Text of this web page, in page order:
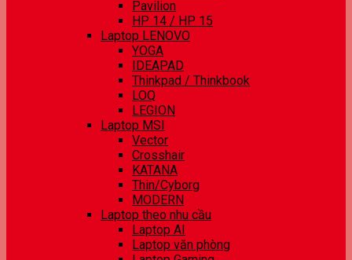
Pavilion
HP 14 / HP 15
Laptop LENOVO
YOGA
IDEAPAD
Thinkpad / Thinkbook
LOQ
LEGION
Laptop MSI
Vector
Crosshair
KATANA
Thin/Cyborg
MODERN
Laptop theo nhu cầu
Laptop AI
Laptop văn phòng